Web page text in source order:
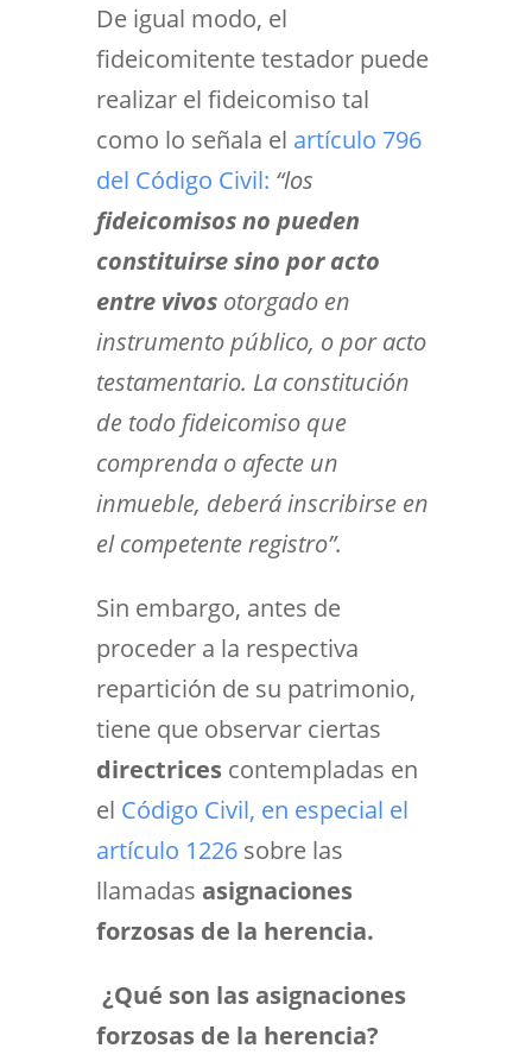
De igual modo, el
fideicomitente testador puede
realizar el fideicomiso tal
como lo señala el artículo 796
del Código Civil: “los
fideicomisos no pueden
constituirse sino por acto
entre vivosotorgado en
instrumento público, o por acto
testamentario. La constitución
de todo fideicomiso que
comprenda o afecte un
inmueble, deberá inscribirse en
el competente registro”.
Sin embargo, antes de
proceder a la respectiva
repartición de su patrimonio,
tiene que observar ciertas
directrices contempladas en
el Código Civil, en especial el
artículo 1226sobre las
llamadas asignaciones
forzosas de la herencia.
¿Qué son las asignaciones
forzosas de la herencia?